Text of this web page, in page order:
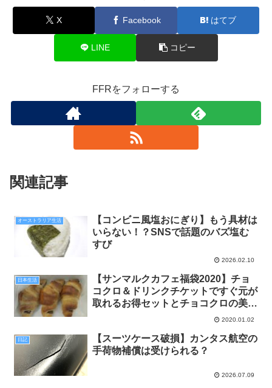
X Facebook はてブ
LINE コピー
FFRをフォローする
関連記事
オーストラリア生活
【コンビニ風塩おにぎり】もう具材は
いらない！？SNSで話題のバズ塩む
すび
2026.02.10
日本生活
【サンマルクカフェ福袋2020】チョ
コクロ＆ドリンクチケットですぐ元が
取れるお得セットとチョコクロの美味
2020.01.02
日記
【スーツケース破損】カンタス航空の
手荷物補償は受けられる？
2026.07.09